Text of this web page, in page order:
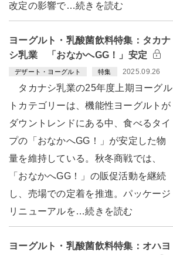
改定の影響で…続きを読む
ヨーグルト・乳酸菌飲料特集：タカナ
シ乳業 「おなかへGG！」安定
デザート・ヨーグルト 特集 2025.09.26
タカナシ乳業の25年度上期ヨーグル
トカテゴリーは、機能性ヨーグルトが
ダウントレンドにある中、食べるタイ
プの「おなかへGG！」が安定した物
量を維持している。秋冬商戦では、
「おなかへGG！」の販促活動を継続
し、売場での定着を推進。パッケージ
リニューアルを…続きを読む
ヨーグルト・乳酸菌飲料特集：オハヨ